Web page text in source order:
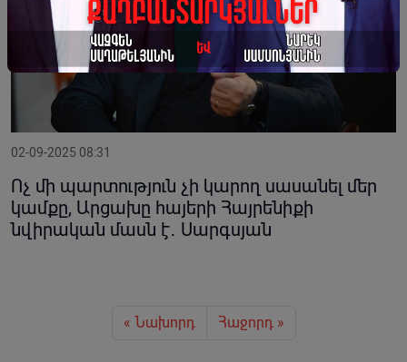
02-09-2025 08:31
Ոչ մի պարտություն չի կարող սասանել մեր
կամքը, Արցախը հայերի Հայրենիքի
նվիրական մասն է․ Սարգսյան
« Նախորդ Հաջորդ »